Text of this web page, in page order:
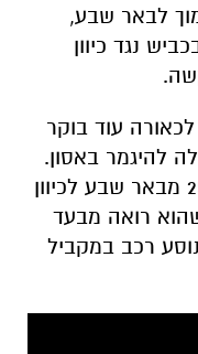
השבוע בכביש 25 סמוך לבאר שבע,
נגד כיוון
עוד בוקר
להיגמר באסון.
עידן נסע השבוע (שני) בכביש 25 מבאר שבע לכיוון
רואה מבעד
רכב במקביל